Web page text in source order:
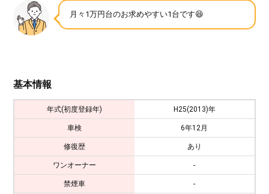
月々1万円台のお求めやすい1台です😆
基本情報
年式(初度登録年) H25(2013)年
車検 6年12月
修復歴 あり
ワンオーナー -
禁煙車 -